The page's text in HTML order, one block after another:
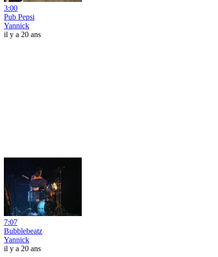
3:00
Pub Pepsi
Yannick
il y a 20 ans
7:07
Bubblebeatz
Yannick
il y a 20 ans